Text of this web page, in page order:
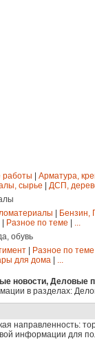
работы
Арматура,
сырье
ДСП,
Бензин,
Разное по теме
...
обувь
Разное по теме
для дома ...
новости, Деловые
в разделах:
направленность:
информации для